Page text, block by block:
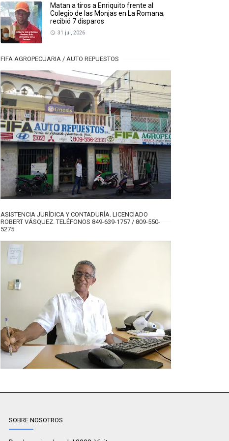
Matan a tiros a Enriquito frente al
Colegio de las Monjas en La Romana;
recibió 7 disparos
31 jul, 2026
FIFA AGROPECUARIA / AUTO REPUESTOS
ASISTENCIA JURÍDICA Y CONTADURÍA. LICENCIADO
ROBERT VÁSQUEZ. TELÉFONOS 849-639-1757 / 809-550-
5275
SOBRE NOSOTROS